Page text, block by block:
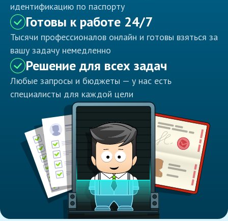
идентификацию по паспорту
Готовы к работе 24/7
Тысячи профессионалов онлайн и готовы взяться за
вашу задачу немедленно
Решение для всех задач
Любые запросы и бюджеты — у нас есть
специалисты для каждой цели